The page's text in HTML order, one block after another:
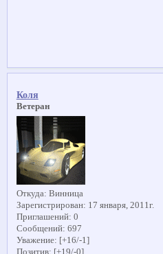
Коля
Ветеран
Откуда: Винница
Зарегистрирован: 17 января, 2011г.
Приглашений: 0
Сообщений: 697
Уважение: [+16/-1]
Позитив: [+19/-0]